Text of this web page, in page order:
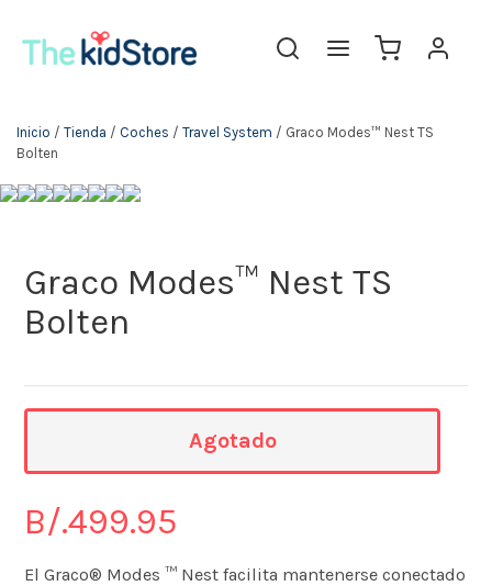
Inicio / Tienda / Coches / Travel System / Graco Modes™ Nest TS
Bolten
Graco Modes™ Nest TS
Bolten
B/.499.95
El Graco® Modes ™ Nest facilita mantenerse conectado
Agotado